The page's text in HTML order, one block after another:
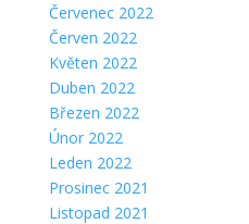
Červenec 2022
Červen 2022
Květen 2022
Duben 2022
Březen 2022
Únor 2022
Leden 2022
Prosinec 2021
Listopad 2021